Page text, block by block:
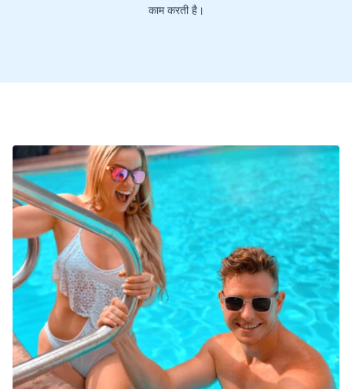
काम करती है।